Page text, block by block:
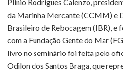
Plínio Rodrigues Calenzo,
da Marinha Mercante (CCMM) e
Brasileiro de Rebocagem (IBR), e
com a Fundação Gente do Mar
livro no seminário foi feita pelo
Odilon dos Santos Braga, que